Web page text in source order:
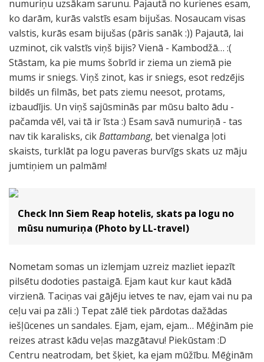
numuriņu uzsākam sarunu. Pajautā no kurienes esam,
ko darām, kurās valstīs esam bijušas. Nosaucam visas
valstis, kurās esam bijušas (pāris sanāk :)) Pajautā, lai
uzminot, cik valstīs viņš bijis? Vienā - Kambodžā… :(
Stāstam, ka pie mums šobrīd ir ziema un ziemā pie
mums ir sniegs. Viņš zinot, kas ir sniegs, esot redzējis
bildēs un filmās, bet pats ziemu neesot, protams,
izbaudījis. Un viņš sajūsminās par mūsu balto ādu -
pačamda vēl, vai tā ir īsta :) Esam savā numuriņā - tas
nav tik karalisks, cikBattambang, bet vienalga ļoti
skaists, turklāt pa logu paveras burvīgs skats uz māju
jumtiņiem un palmām!
Check Inn Siem Reap hotelis, skats pa logu no
mūsu numuriņa (Photo by LL-travel)
Nometam somas un izlemjam uzreiz mazliet iepazīt
pilsētu dodoties pastaigā. Ejam kaut kur kaut kādā
virzienā. Taciņas vai gājēju ietves te nav, ejam vai nu pa
ceļu vai pa zāli :) Tepat zālē tiek pārdotas dažādas
iešļūcenes un sandales. Ejam, ejam, ejam… Mēģinām pie
reizes atrast kādu veļas mazgātavu! Piekūstam :D
Centru neatrodam, bet šķiet, ka ejam mūžību. Mēģinām